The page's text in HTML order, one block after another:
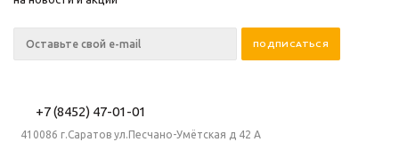
+7 (8452) 47-01-01
410086 г.Саратов ул.Песчано-Умётская д 42 А